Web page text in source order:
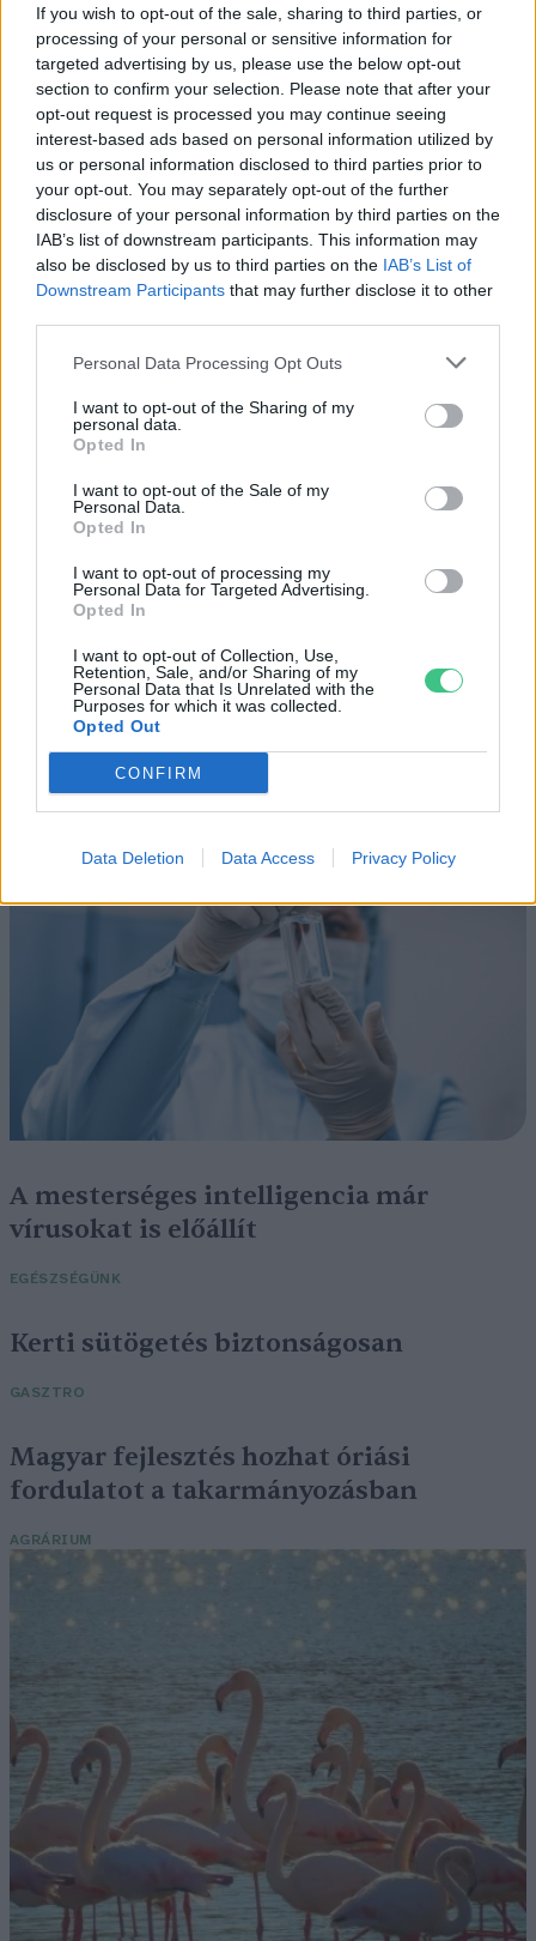
If you wish to opt-out of the sale, sharing to third parties, or
processing of your personal or sensitive information for
targeted advertising by us, please use the below opt-out
section to confirm your selection. Please note that after your
opt-out request is processed you may continue seeing
interest-based ads based on personal information utilized by
us or personal information disclosed to third parties prior to
your opt-out. You may separately opt-out of the further
disclosure of your personal information by third parties on the
IAB’s list of downstream participants. This information may
also be disclosed by us to third parties on the IAB’s List of
Downstream Participants that may further disclose it to other
Personal Data Processing Opt Outs
I want to opt-out of the Sharing of my
personal data.
Opted In
I want to opt-out of the Sale of my
Personal Data.
Opted In
I want to opt-out of processing my
Personal Data for Targeted Advertising.
Opted In
I want to opt-out of Collection, Use,
Retention, Sale, and/or Sharing of my
Personal Data that Is Unrelated with the
Purposes for which it was collected.
Opted Out
CONFIRM
Data Deletion Data Access Privacy Policy
Rekord alacsony a Velencei-tó vízszintje. Alkalmazkodási válság
vagy ökológiai katasztrófa? Dr. Boromisza Zsomborral jártuk körbe
a tó múltját, jelenét, jövőjét.
Mit tehetünk a hazai erdőtüzek
ellen?
ÉLŐ BOLYGÓNK
Tombol a hőség és az aszály, mégis
nő a klímaszkepticizmus
A mesterséges intelligencia már
vírusokat is előállít
EGÉSZSÉGÜNK
Kerti sütögetés biztonságosan
GASZTRO
Magyar fejlesztés hozhat óriási
fordulatot a takarmányozásban
AGRÁRIUM